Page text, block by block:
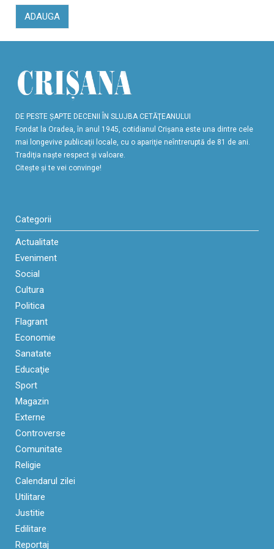
ADAUGA
DE PESTE ŞAPTE DECENII ÎN SLUJBA CETĂŢEANULUI
Fondat la Oradea, în anul 1945, cotidianul Crişana este una dintre cele
mai longevive publicaţii locale, cu o apariţie neîntreruptă de 81 de ani.
Tradiţia naşte respect şi valoare.
Citeşte şi te vei convinge!
Categorii
Actualitate
Eveniment
Social
Cultura
Politica
Flagrant
Economie
Sanatate
Educaţie
Sport
Magazin
Externe
Controverse
Comunitate
Religie
Calendarul zilei
Utilitare
Justitie
Edilitare
Reportaj